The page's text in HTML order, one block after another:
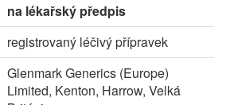
na lékařský předpis
registrovaný léčivý přípravek
Glenmark Generics (Europe)
Limited, Kenton, Harrow, Velká